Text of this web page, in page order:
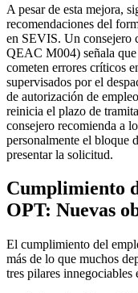
A pesar de esta mejora,
recomendaciones del
en SEVIS. Un
QEAC M004) señala
cometen errores críticos
supervisados por el
de autorización de
reinicia el plazo de
consejero recomienda a
personalmente el bloque
presentar la solicitud.
Cumplimiento
OPT: Nuevas
El cumplimiento del
más de lo que muchos
tres pilares innegociables